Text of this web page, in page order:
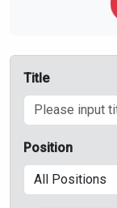
Title
Position